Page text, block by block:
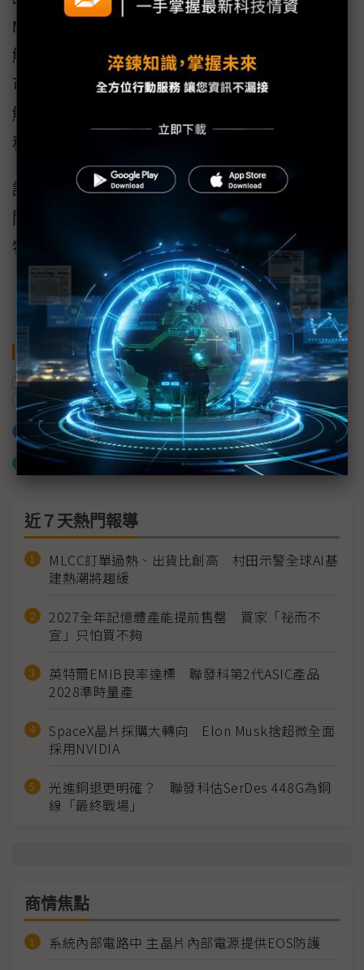
M1觸控螢幕控制器具有專用功能，如形狀事件
觸發器與自動模式脈寬調製（PWM）相結合，
可實現超低延遲觸覺控制。這一創新技術可將
觸覺波形的決策和生成從主應用主機處理器轉
移到觸控螢幕控制器。
請參閱 maXTouch M1系列元件網頁，瞭解更多
關於Microchip觸控螢幕控制器解決方案的功能
特色。
關鍵字
OLED 觸控螢幕 觸控
汽車製造商
Microchip Technology
M1晶片
加入已選取到「關鍵字追蹤」
什麼是「關鍵字追蹤」
近７天熱門報導
MLCC訂單過熱、出貨比創高 村田示警全球AI基
建熱潮將趨緩
2027全年記憶體產能提前售罄 買家「祕而不
宣」只怕買不夠
英特爾EMIB良率達標 聯發科第2代ASIC產品
2028準時量產
SpaceX晶片採購大轉向 Elon Musk捨超微全面
採用NVIDIA
光進銅退更明確？ 聯發科估SerDes 448G為銅
線「最終戰場」
商情焦點
系統內部電路中 主晶片內部電源提供EOS防護